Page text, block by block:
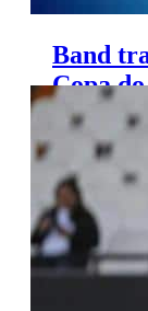
Band
Copa
domingo